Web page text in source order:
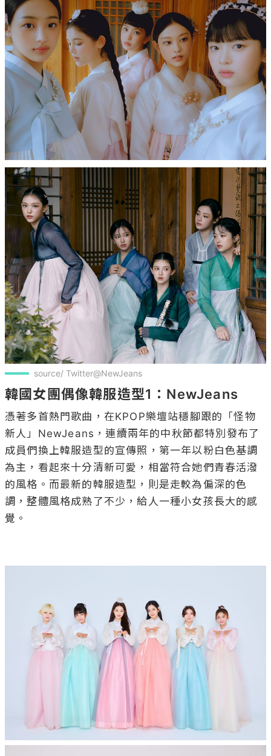
source/ Twitter@NewJeans
韓國女團偶像韓服造型1：NewJeans
憑著多首熱門歌曲，在KPOP樂壇站穩腳跟的「怪物
新人」NewJeans，連續兩年的中秋節都特別發布了
成員們換上韓服造型的宣傳照，第一年以粉白色基調
為主，看起來十分清新可愛，相當符合她們青春活潑
的風格。而最新的韓服造型，則是走較為偏深的色
調，整體風格成熟了不少，給人一種小女孩長大的感
覺。